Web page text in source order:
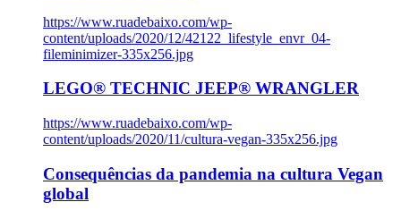
https://www.ruadebaixo.com/wp-
content/uploads/2020/12/42122_lifestyle_envr_04-
fileminimizer-335x256.jpg
LEGO® TECHNIC JEEP® WRANGLER
https://www.ruadebaixo.com/wp-
content/uploads/2020/11/cultura-vegan-335x256.jpg
Consequências da pandemia na cultura Vegan
global